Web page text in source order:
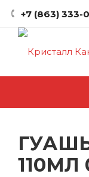
+7 (863) 333-
110МЛ